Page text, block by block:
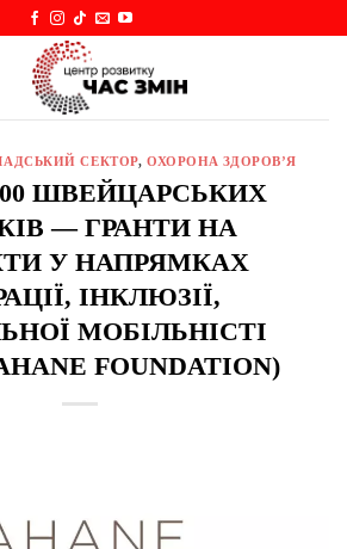
СЕКТОР, ОХОРОНА ЗДОРОВ’Я
ШВЕЙЦАРСЬКИХ
— ГРАНТИ НА
У НАПРЯМКАХ
ІНКЛЮЗІЇ,
МОБІЛЬНІСТІ
FOUNDATION)